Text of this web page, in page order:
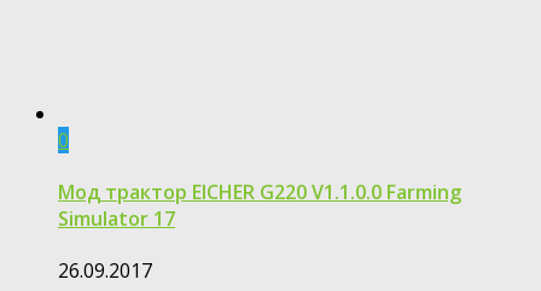
0
Мод трактор EICHER G220 V1.1.0.0 Farming
Simulator 17
26.09.2017